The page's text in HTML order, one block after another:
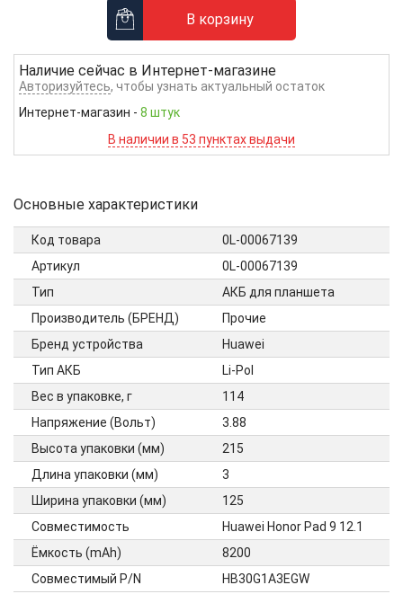
В корзину
Наличие сейчас в Интернет-магазине
Авторизуйтесь, чтобы узнать актуальный остаток
Интернет-магазин - 8 штук
В наличии в 53 пунктах выдачи
Основные характеристики
Код товара
0L-00067139
Артикул
0L-00067139
Тип
АКБ для планшета
Производитель (БРЕНД)
Прочие
Бренд устройства
Huawei
Тип АКБ
Li-Pol
Вес в упаковке, г
114
Напряжение (Вольт)
3.88
Высота упаковки (мм)
215
Длина упаковки (мм)
3
Ширина упаковки (мм)
125
Совместимость
Huawei Honor Pad 9 12.1
Ёмкость (mAh)
8200
Совместимый P/N
HB30G1A3EGW